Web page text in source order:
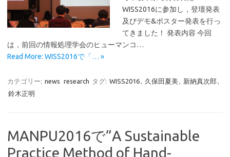
WISS2016に参加し，登壇発表
及びデモ&ポスター発表を行っ
てきました！ 発表内容 今回
は，前回の情報処理学会のヒューマンコ…
Read More: WISS2016で「… »
カテゴリー: news research タグ: WISS2016, 久保田夏美, 新納真次郎 ,
鈴木正明
MANPU2016で”A Sustainable
Practice Method of Hand-